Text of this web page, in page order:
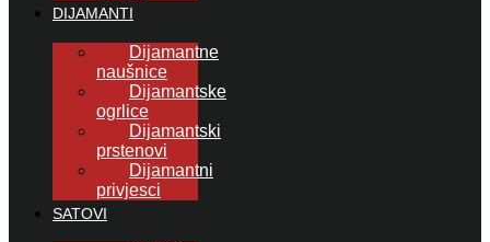
DIJAMANTI
Dijamantne
naušnice
Dijamantske
ogrlice
Dijamantski
prstenovi
Dijamantni
privjesci
SATOVI